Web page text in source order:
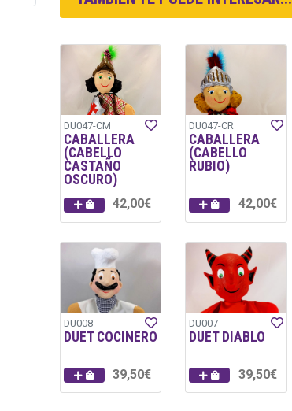
DU047-CM
CABALLERA
(CABELLO
CASTAÑO
OSCURO)
42,00€
DU047-CR
CABALLERA
(CABELLO
RUBIO)
42,00€
DU008
DUET COCINERO
39,50€
DU007
DUET DIABLO
39,50€